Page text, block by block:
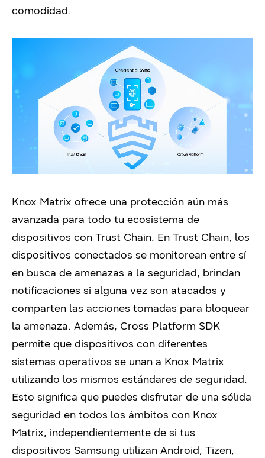
comodidad.
Knox Matrix ofrece una protección aún más
avanzada para todo tu ecosistema de
dispositivos con Trust Chain. En Trust Chain, los
dispositivos conectados se monitorean entre sí
en busca de amenazas a la seguridad, brindan
notificaciones si alguna vez son atacados y
comparten las acciones tomadas para bloquear
la amenaza. Además, Cross Platform SDK
permite que dispositivos con diferentes
sistemas operativos se unan a Knox Matrix
utilizando los mismos estándares de seguridad.
Esto significa que puedes disfrutar de una sólida
seguridad en todos los ámbitos con Knox
Matrix, independientemente de si tus
dispositivos Samsung utilizan Android, Tizen,